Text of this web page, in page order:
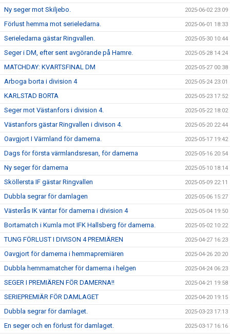
Ny seger mot Skiljebo. 2025-06-02 23:09
Förlust hemma mot serieledarna. 2025-06-01 18:33
Serieledarna gästar Ringvallen. 2025-05-30 10:44
Seger i DM, efter sent avgörande på Hamre. 2025-05-28 14:24
MATCHDAY: KVARTSFINAL DM 2025-05-27 00:38
Arboga borta i division 4 2025-05-24 23:01
KARLSTAD BORTA 2025-05-23 17:52
Seger mot Västanfors i division 4. 2025-05-22 18:02
Västanfors gästar Ringvallen i divison 4. 2025-05-20 22:44
Oavgjort I Värmland för damerna. 2025-05-17 19:42
Dags för första värmlandsresan, för damerna 2025-05-16 20:54
Ny seger för damerna 2025-05-10 18:14
Sköllersta IF gästar Ringvallen 2025-05-09 22:11
Dubbla segrar för damlagen 2025-05-06 15:27
Västerås IK väntar för damerna i division 4 2025-05-04 19:50
Bortamatch i Kumla mot IFK Hallsberg för damerna. 2025-05-02 10:22
TUNG FÖRLUST I DIVISON 4 PREMIÄREN 2025-04-27 16:23
Oavgjort för damerna i hemmapremiären 2025-04-26 20:20
Dubbla hemmamatcher för damerna i helgen 2025-04-24 06:23
SEGER I PREMIÄREN FÖR DAMERNA!! 2025-04-21 19:58
SERIEPREMIÄR FÖR DAMLAGET 2025-04-20 19:15
Dubbla segrar för damlaget. 2025-03-23 17:13
En seger och en förlust för damlaget. 2025-03-17 16:16